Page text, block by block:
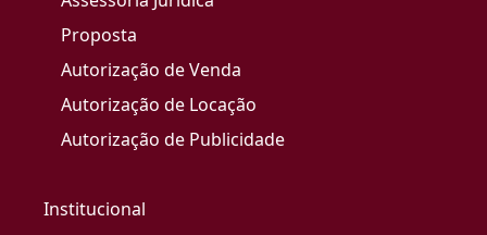
Proposta
Autorização de Venda
Autorização de Locação
Autorização de Publicidade
Institucional